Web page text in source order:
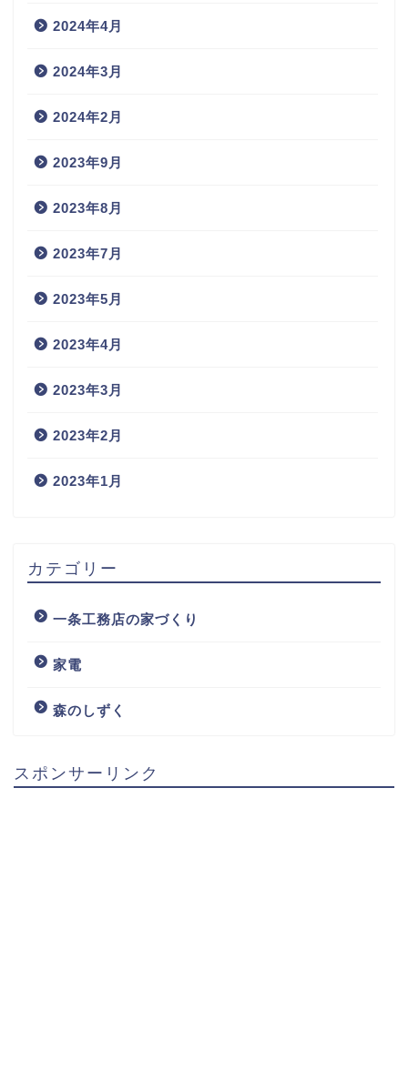
2024年4月
2024年3月
2024年2月
2023年9月
2023年8月
2023年7月
2023年5月
2023年4月
2023年3月
2023年2月
2023年1月
カテゴリー
一条工務店の家づくり
家電
森のしずく
スポンサーリンク